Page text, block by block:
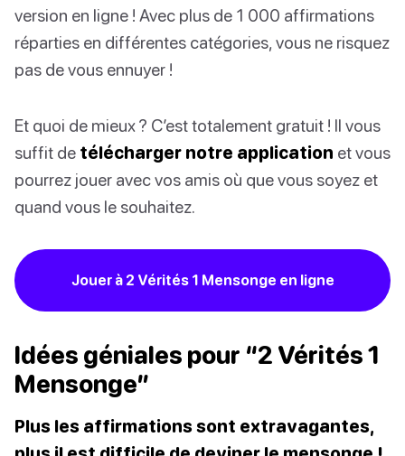
version en ligne ! Avec plus de 1 000 affirmations
réparties en différentes catégories, vous ne risquez
pas de vous ennuyer !
Et quoi de mieux ? C’est totalement gratuit ! Il vous
suffit de télécharger notre application et vous
pourrez jouer avec vos amis où que vous soyez et
quand vous le souhaitez.
Jouer à 2 Vérités 1 Mensonge en ligne
Idées géniales pour “2 Vérités 1
Mensonge”
Plus les affirmations sont extravagantes,